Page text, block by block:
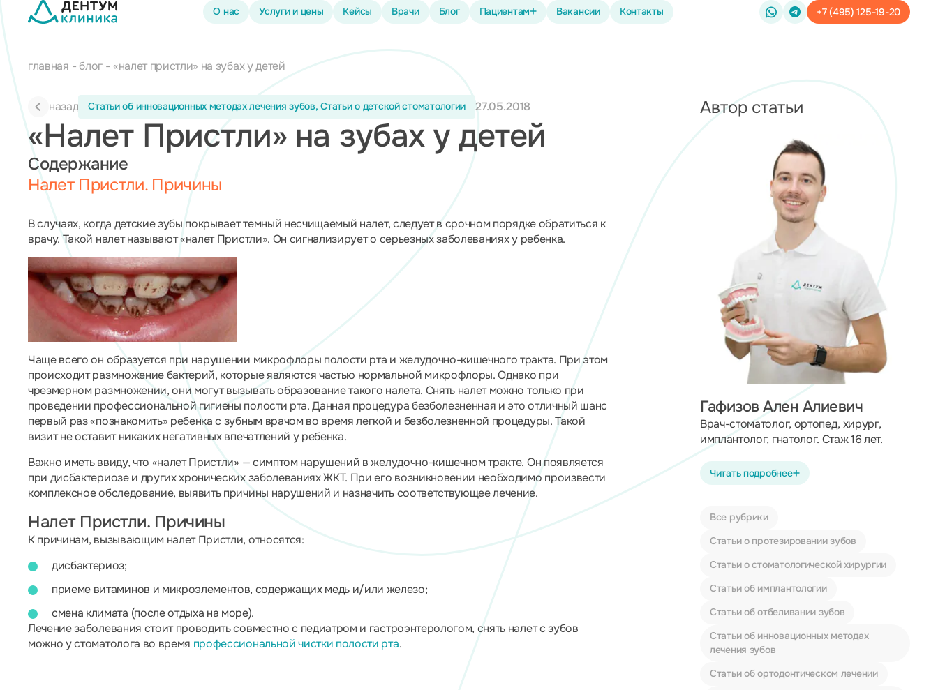
О нас Услуги и цены Кейсы Врачи Блог Пациентам Вакансии Контакты +7 (495) 125-19-20
главная блог «налет пристли» на зубах у детей
назад Статьи об инновационных методах лечения зубов, Статьи о детской стоматологии 27.05.2018
«Налет Пристли» на зубах у детей
Содержание
Налет Пристли. Причины
В случаях, когда детские зубы покрывает темный несчищаемый налет, следует в срочном порядке обратиться к
врачу. Такой налет называют «налет Пристли». Он сигнализирует о серьезных заболеваниях у ребенка.
Чаще всего он образуется при нарушении микрофлоры полости рта и желудочно-кишечного тракта. При этом
происходит размножение бактерий, которые являются частью нормальной микрофлоры. Однако при
чрезмерном размножении, они могут вызывать образование такого налета. Снять налет можно только при
проведении профессиональной гигиены полости рта. Данная процедура безболезненная и это отличный шанс
первый раз «познакомить» ребенка с зубным врачом во время легкой и безболезненной процедуры. Такой
визит не оставит никаких негативных впечатлений у ребенка.
Важно иметь ввиду, что «налет Пристли» — симптом нарушений в желудочно-кишечном тракте. Он появляется
при дисбактериозе и других хронических заболеваниях ЖКТ. При его возникновении необходимо произвести
комплексное обследование, выявить причины нарушений и назначить соответствующее лечение.
Налет Пристли. Причины
К причинам, вызывающим налет Пристли, относятся:
дисбактериоз;
приеме витаминов и микроэлементов, содержащих медь и/или железо;
смена климата (после отдыха на море).
Лечение заболевания стоит проводить совместно с педиатром и гастроэнтерологом, снять налет с зубов
можно у стоматолога во время профессиональной чистки полости рта.
Автор статьи
Гафизов Ален Алиевич
Врач-стоматолог, ортопед, хирург,
имплантолог, гнатолог. Стаж 16 лет.
Читать подробнее
Все рубрики
Статьи о протезировании зубов
Статьи о стоматологической хирургии
Статьи об имплантологии
Статьи об отбеливании зубов
Статьи об инновационных методах
лечения зубов
Статьи об ортодонтическом лечении